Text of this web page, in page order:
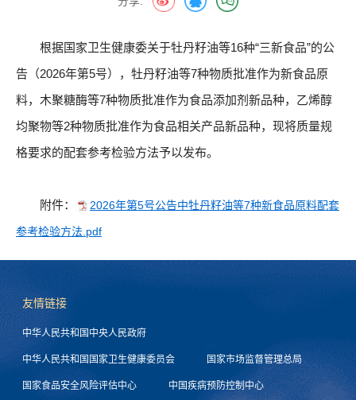
根据国家卫生健康委关于牡丹籽油等16种“三新食品”的公
告（2026年第5号），牡丹籽油等7种物质批准作为新食品原
料，木聚糖酶等7种物质批准作为食品添加剂新品种，乙烯醇
均聚物等2种物质批准作为食品相关产品新品种，现将质量规
格要求的配套参考检验方法予以发布。
附件： 2026年第5号公告中牡丹籽油等7种新食品原料配套
参考检验方法.pdf
友情链接
中华人民共和国中央人民政府
中华人民共和国国家卫生健康委员会 国家市场监督管理总局
国家食品安全风险评估中心 中国疾病预防控制中心